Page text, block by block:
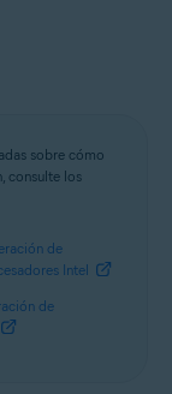
sobre cómo
consulte los
de
Intel
de